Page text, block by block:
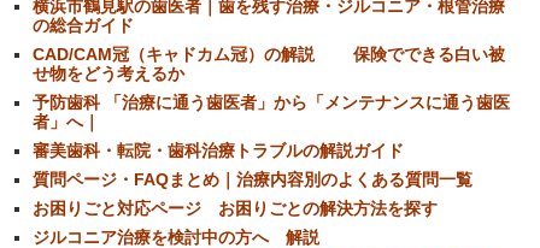
横浜市鶴見駅の歯医者｜歯を残す治療・ジルコニア・根管治療
の総合ガイド
CAD/CAM冠（キャドカム冠）の解説 保険でできる白い被
せ物をどう考えるか
予防歯科 「治療に通う歯医者」から「メンテナンスに通う歯医
者」へ｜
審美歯科・転院・歯科治療トラブルの解説ガイド
質問ページ・FAQまとめ｜治療内容別のよくある質問一覧
お困りごと対応ページ お困りごとの解決方法を探す
ジルコニア治療を検討中の方へ 解説